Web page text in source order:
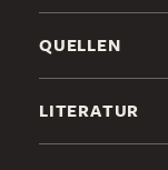
QUELLEN
LITERATUR